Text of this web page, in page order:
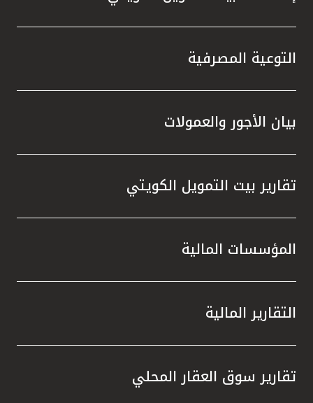
التوعية المصرفية
بيان الأجور والعمولات
تقارير بيت التمويل الكويتي
المؤسسات المالية
التقارير المالية
تقارير سوق العقار المحلي